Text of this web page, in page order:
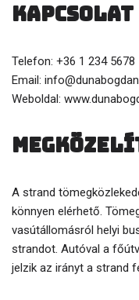
Kapcsolat
Telefon: +36 1 234 5678
Email:
Weboldal:
A strand
könnyen elérhető.
vasútállomásról helyi
strandot. Autóval a
jelzik az irányt a strand